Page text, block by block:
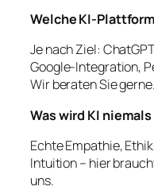
Welche KI-
Je nach Ziel:
Google-Integration,
Wir beraten Sie gerne.
Was wird KI
Echte Empathie,
Intuition – hier
uns.